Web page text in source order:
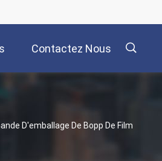
Contactez Nous
D'emballage De Bopp De Film